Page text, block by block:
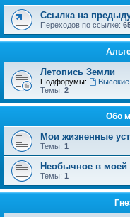
Ссылка на
Переходов по ссылке:
Летопись Земли
Подфорумы: Высокие
Темы: 2
Обо
Мои жизненные
Темы: 1
Необычное в моей
Темы: 1